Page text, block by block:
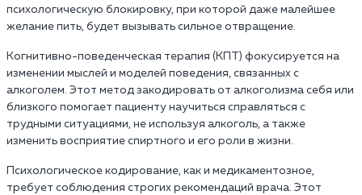
психологическую блокировку, при которой даже малейшее
желание пить, будет вызывать сильное отвращение.
Когнитивно-поведенческая терапия (КПТ) фокусируется на
изменении мыслей и моделей поведения, связанных с
алкоголем. Этот метод закодировать от алкоголизма себя или
близкого помогает пациенту научиться справляться с
трудными ситуациями, не используя алкоголь, а также
изменить восприятие спиртного и его роли в жизни.
Психологическое кодирование, как и медикаментозное,
требует соблюдения строгих рекомендаций врача. Этот